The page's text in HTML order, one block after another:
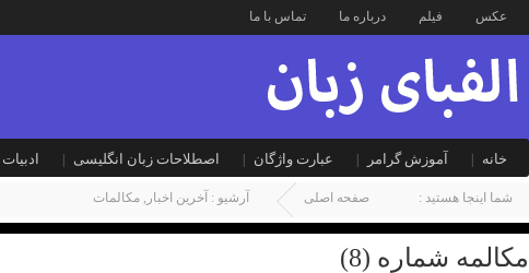
عکس فیلم درباره ما تماس با ما
خانه آموزش گرامر عبارت واژگان اصطلاحات زبان انگلیسی ادبیات
شما اینجا هستید : صفحه اصلی آرشیو : آخرین اخبار , مکالمات
مکالمه شماره (8)